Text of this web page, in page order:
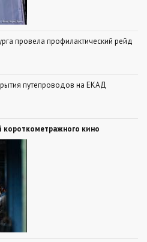
провела профилактический рейд
путепроводов на ЕКАД
короткометражного кино